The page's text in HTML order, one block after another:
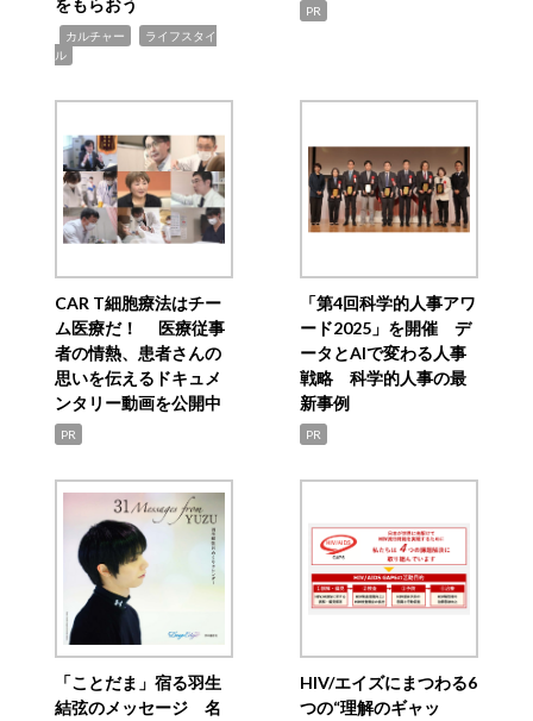
をもらおう
カルチャー
ライフスタイ
ル
PR
CAR T細胞療法はチー
ム医療だ！ 医療従事
者の情熱、患者さんの
思いを伝えるドキュメ
ンタリー動画を公開中
PR
「第4回科学的人事アワ
ード2025」を開催 デ
ータとAIで変わる人事
戦略 科学的人事の最
新事例
PR
「ことだま」宿る羽生
結弦のメッセージ 名
HIV/エイズにまつわる6
つの“理解のギャッ